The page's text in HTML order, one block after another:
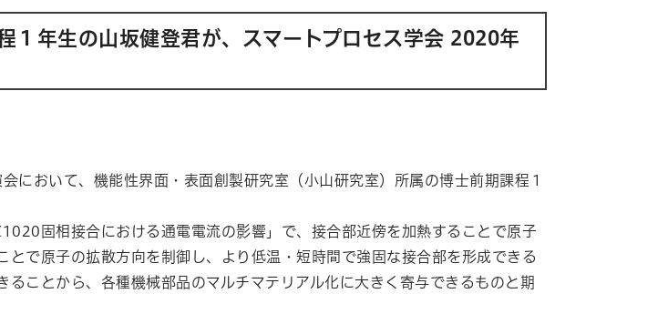
１年生の山坂健登君が、スマートプロセス学会 2020年
おいて、機能性界面・表面創製研究室（小山研究室）所属の博士前期課程１
固相接合における通電電流の影響」で、接合部近傍を加熱することで原子
で原子の拡散方向を制御し、より低温・短時間で強固な接合部を形成できる
ことから、各種機械部品のマルチマテリアル化に大きく寄与できるものと期